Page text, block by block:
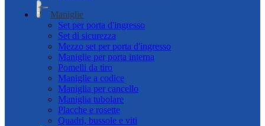
Maniglie
Set per porta d'ingresso
Set di sicurezza
Mezzo set per porta d'ingresso
Maniglie per porta interna
Pomelli da tiro
Maniglie a codice
Maniglia per cancello
Maniglia tubolare
Placche e rosette
Quadri, bussole e viti